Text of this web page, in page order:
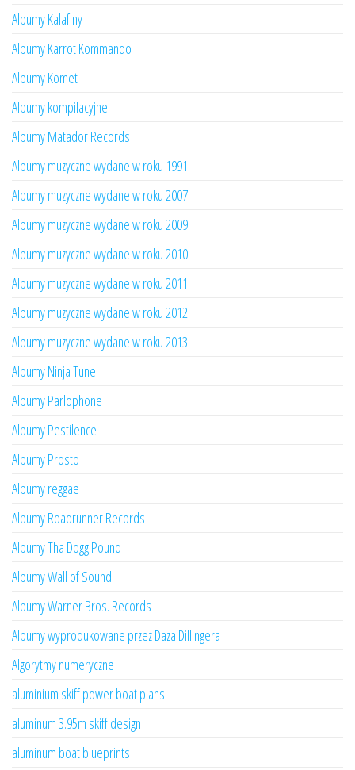
Albumy Kalafiny
Albumy Karrot Kommando
Albumy Komet
Albumy kompilacyjne
Albumy Matador Records
Albumy muzyczne wydane w roku 1991
Albumy muzyczne wydane w roku 2007
Albumy muzyczne wydane w roku 2009
Albumy muzyczne wydane w roku 2010
Albumy muzyczne wydane w roku 2011
Albumy muzyczne wydane w roku 2012
Albumy muzyczne wydane w roku 2013
Albumy Ninja Tune
Albumy Parlophone
Albumy Pestilence
Albumy Prosto
Albumy reggae
Albumy Roadrunner Records
Albumy Tha Dogg Pound
Albumy Wall of Sound
Albumy Warner Bros. Records
Albumy wyprodukowane przez Daza Dillingera
Algorytmy numeryczne
aluminium skiff power boat plans
aluminum 3.95m skiff design
aluminum boat blueprints